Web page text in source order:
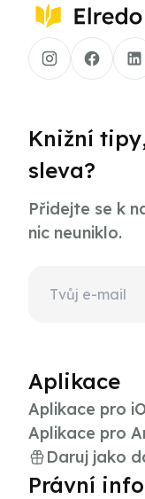
Knižní
sleva?
Přidejte se k
nic neuniklo.
Aplikace
Aplikace pro
Aplikace pro
Daruj jako
Právní